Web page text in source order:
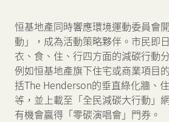
恒基地產同時響應環境運動委員會
動」，成為活動策略夥伴。市民即
衣、食、住、行四方面的減碳行動
例如恒基地產旗下住宅或商業項目
括The Henderson的垂直綠化牆、
等，並上載至「全民減碳大行動」
有機會贏得「零碳演唱會」門券。